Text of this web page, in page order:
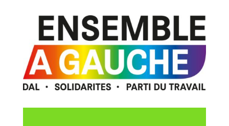
e
b
o
o
k
er